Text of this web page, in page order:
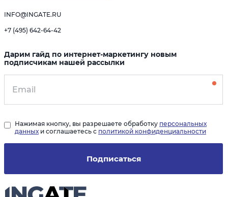
INFO@INGATE.RU
+7 (495) 642-64-42
Дарим гайд по интернет-маркетингу новым
подписчикам нашей рассылки
Подписаться
Нажимая кнопку, вы разрешаете обработку персональных
данных и соглашаетесь с политикой конфиденциальности